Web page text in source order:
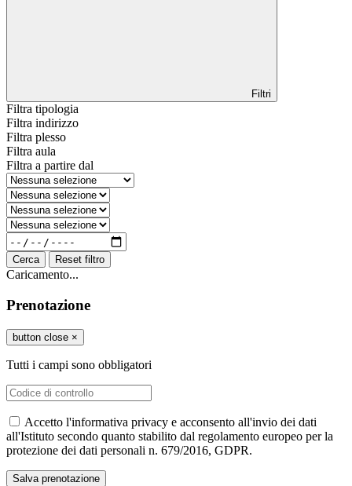
Filtri
Filtra tipologia
Filtra indirizzo
Filtra plesso
Filtra aula
Filtra a partire dal
Cerca Reset filtro
Caricamento...
Prenotazione
button close ×
Tutti i campi sono obbligatori
Accetto l'informativa privacy e acconsento all'invio dei dati
all'Istituto secondo quanto stabilito dal regolamento europeo per la
protezione dei dati personali n. 679/2016, GDPR.